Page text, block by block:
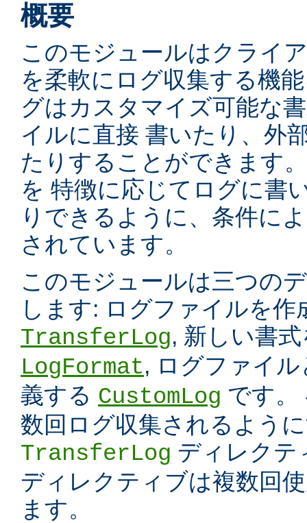
概要
このモジュールはクライ
を柔軟にログ収集する機
グはカスタマイズ可能な
イルに直接 書いたり、外
たりすることができます
を 特徴に応じてログに書
りできるように、条件に
されています。
このモジュールは三つの
します: ログファイルを作
TransferLog, 新しい書
LogFormat, ログファイ
義する CustomLog です。
数回ログ収集されるよう
TransferLog ディレク
ディレクティブは複数回
ます。